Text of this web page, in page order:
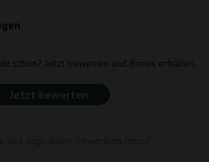
schon? Jetzt bewerten und Bonus erhalten.
Jetzt bewerten